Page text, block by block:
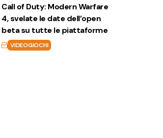
Call of Duty: Modern Warfare
4, svelate le date dell’open
beta su tutte le piattaforme
VIDEOGIOCHI